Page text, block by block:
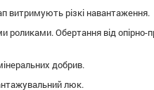
витримують різкі навантаження.
Обертання від опірно-
добрив.
люк.